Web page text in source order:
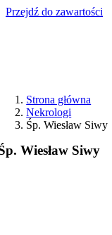
Przejdź do zawartości
Strona główna
Nekrologi
Śp. Wiesław Siwy
Wiesław Siwy